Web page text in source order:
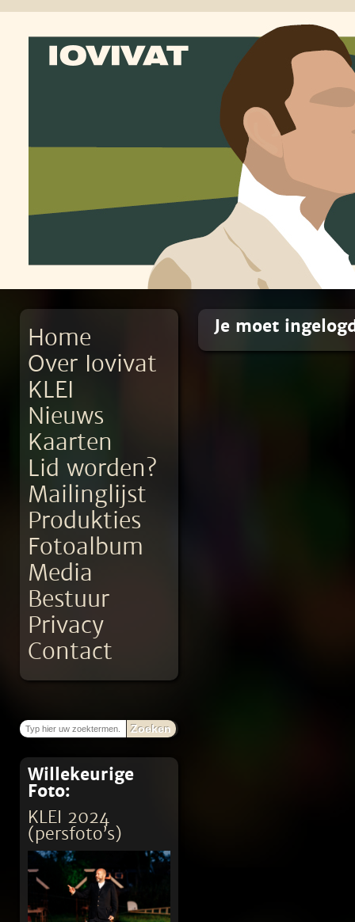
Home
Over Iovivat
KLEI
Nieuws
Kaarten
Lid worden?
Mailinglijst
Produkties
Fotoalbum
Media
Bestuur
Privacy
Contact
Zoeken
Willekeurige
Foto:
KLEI 2024
(persfoto’s)
Je moet